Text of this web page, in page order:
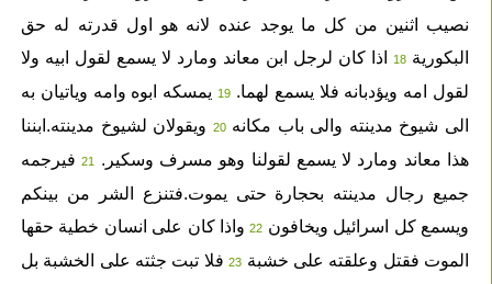
نصيب اثنين من كل ما يوجد عنده لانه هو اول قدرته له حق
البكورية 18اذا كان لرجل ابن معاند ومارد لا يسمع لقول ابيه ولا
لقول امه ويؤدبانه فلا يسمع لهما. 19يمسكه ابوه وامه وياتيان به
الى شيوخ مدينته والى باب مكانه 20ويقولان لشيوخ مدينته.ابننا
هذا معاند ومارد لا يسمع لقولنا وهو مسرف وسكير.
21فيرجمه
جميع رجال مدينته بحجارة حتى يموت.فتنزع الشر من بينكم
ويسمع كل اسرائيل ويخافون 22واذا كان على انسان خطية حقها
الموت فقتل وعلقته على خشبة 23فلا تبت جثته على الخشبة بل